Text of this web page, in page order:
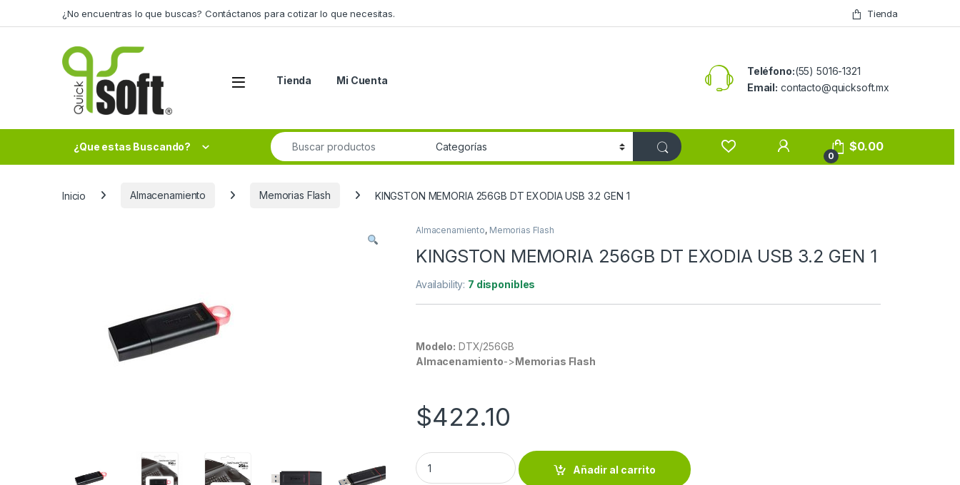
¿No encuentras lo que buscas? Contáctanos para cotizar lo que necesitas. Tienda
Tienda Mi Cuenta
Teléfono:(55) 5016-1321
Email: contacto@quicksoft.mx
¿Que estas Buscando?
Search for:
0
$0.00
Inicio Almacenamiento Memorias Flash KINGSTON MEMORIA 256GB DT EXODIA USB 3.2 GEN 1
Almacenamiento, Memorias Flash
KINGSTON MEMORIA 256GB DT EXODIA USB 3.2 GEN 1
Availability: 7 disponibles
Modelo: DTX/256GB
Almacenamiento->Memorias Flash
$422.10
KINGSTON MEMORIA 256GB DT EXODIA USB 3.2 GEN 1 quantity
Añadir al carrito